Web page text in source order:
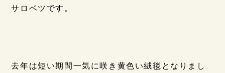
サロベツです。
去年は短い期間一気に咲き黄色い絨毯となりまし